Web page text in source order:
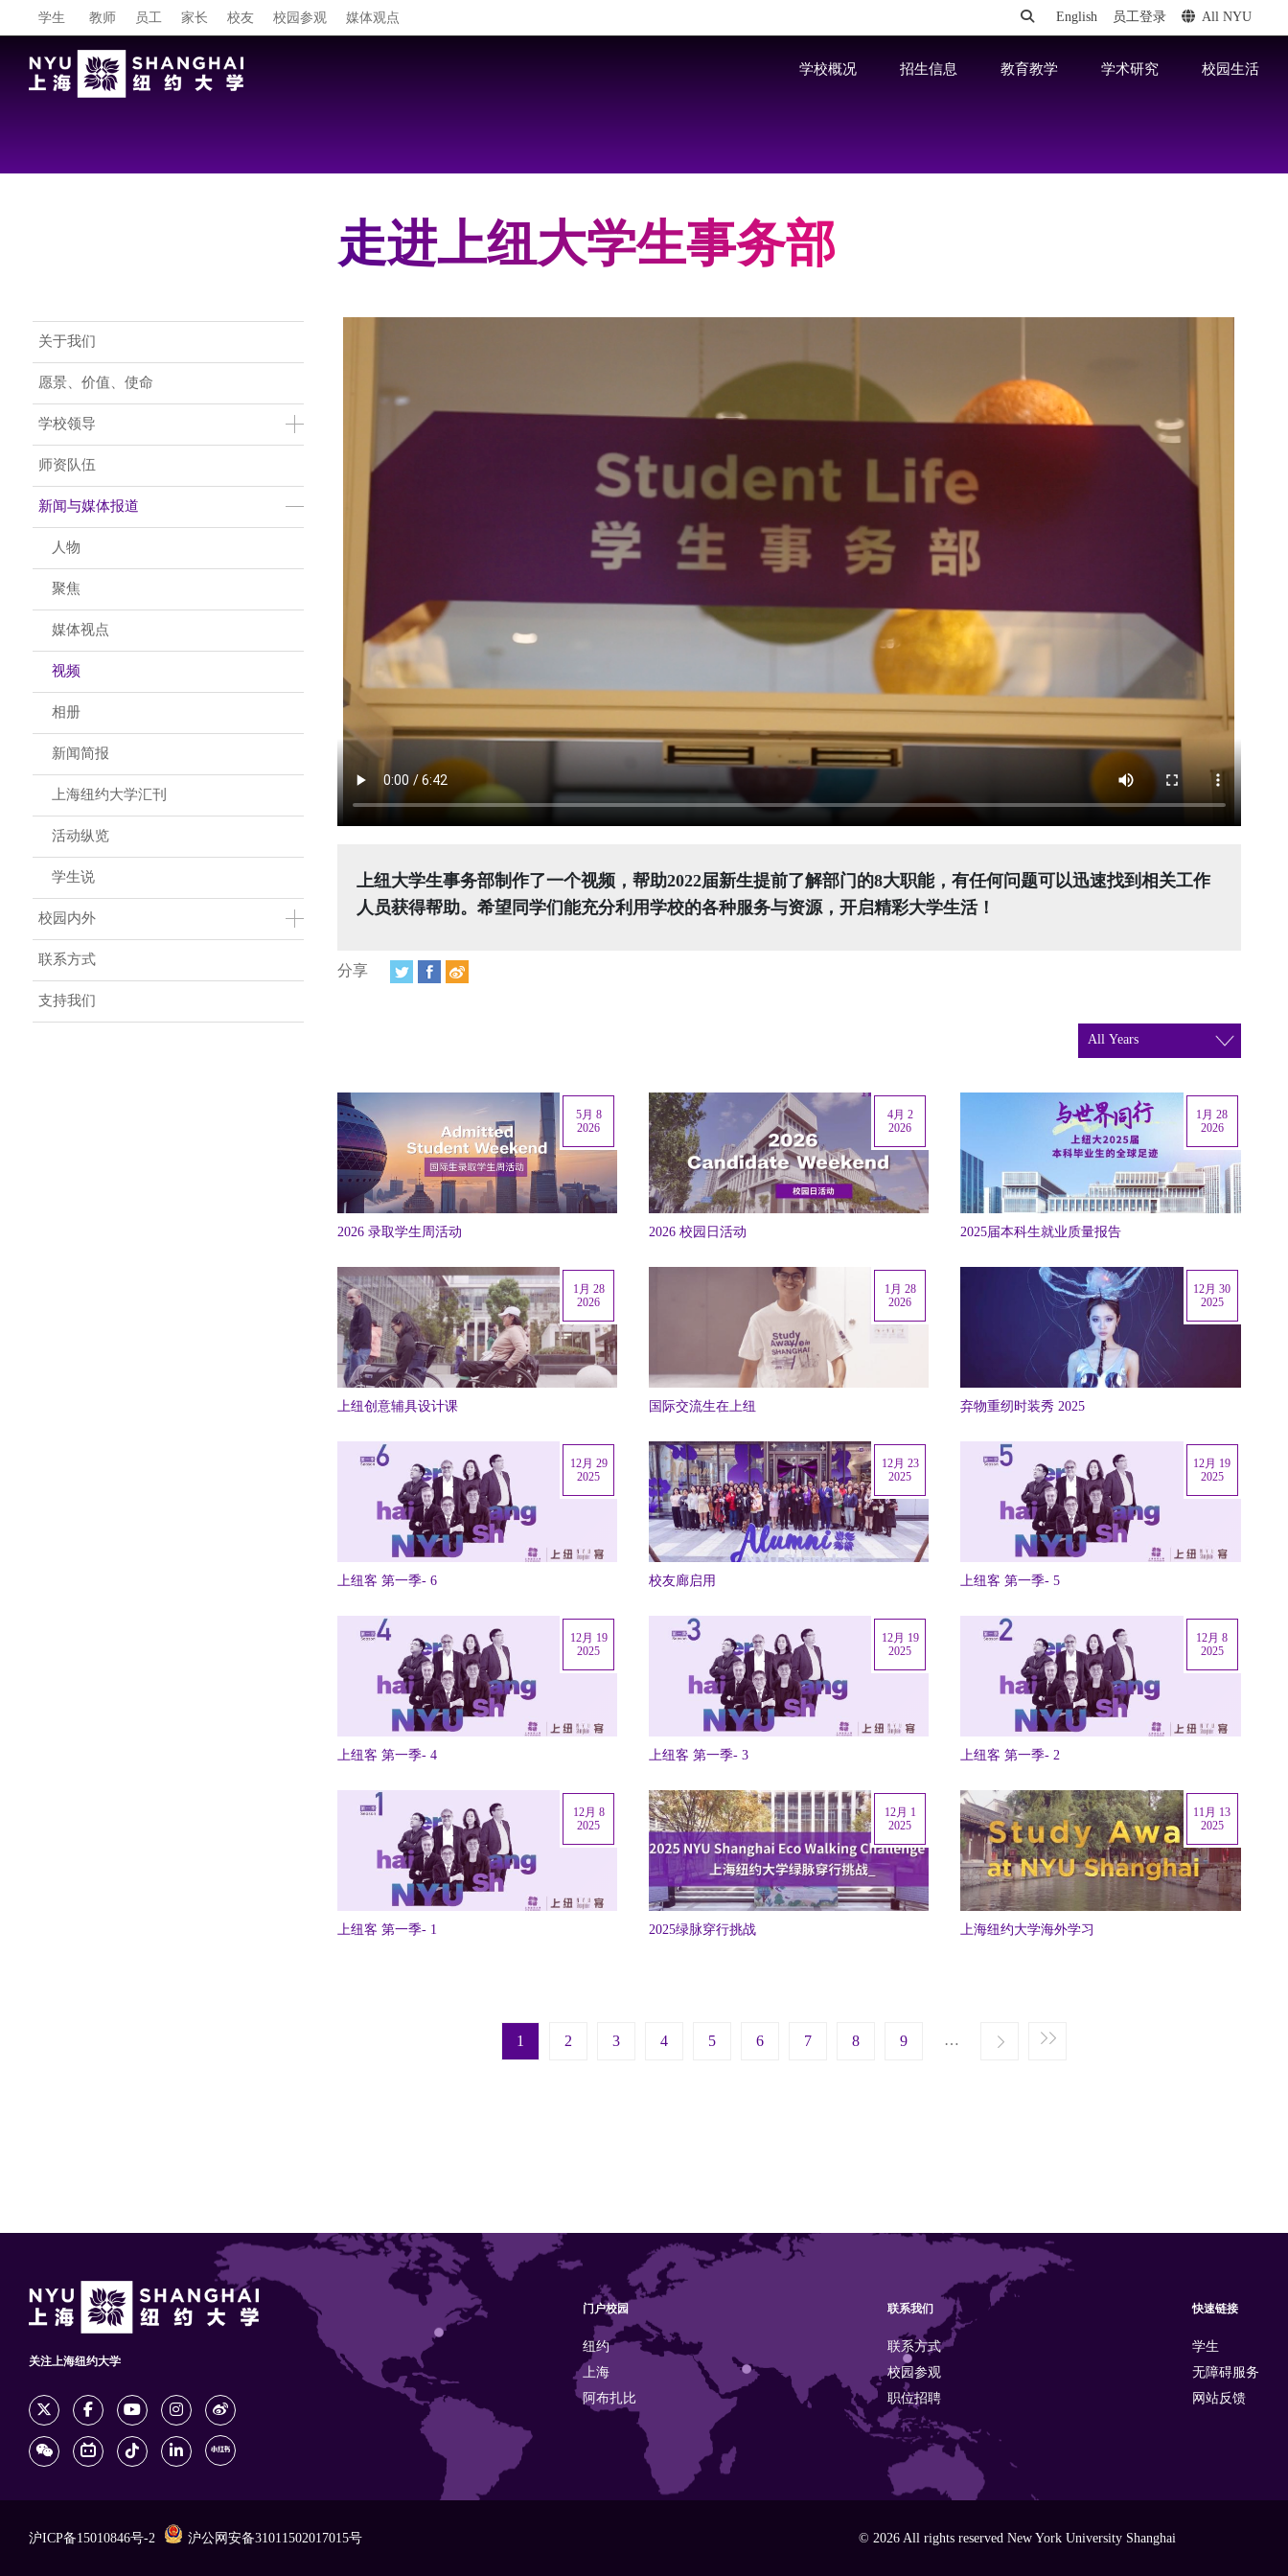
学生 教师 员工 家长 校友 校园参观 媒体观点 English 员工登录 All NYU
学校概况 招生信息 教育教学 学术研究 校园生活
Main Menu CN
关于我们
愿景、价值、使命
学校领导
师资队伍
新闻与媒体报道
人物
聚焦
媒体视点
视频
相册
新闻简报
上海纽约大学汇刊
活动纵览
学生说
校园内外
联系方式
支持我们
走进上纽大学生事务部
上纽大学生事务部制作了一个视频，帮助2022届新生提前了解部门的8大职能，有任何问题可以迅速找到相关工作
人员获得帮助。希望同学们能充分利用学校的各种服务与资源，开启精彩大学生活！
分享
2026 录取学生周活动
5月 8
2026
2026 校园日活动
4月 2
2026
2025届本科生就业质量报告
1月 28
2026
上纽创意辅具设计课
1月 28
2026
国际交流生在上纽
1月 28
2026
弃物重纫时装秀 2025
12月 30
2025
上纽客 第一季- 6
12月 29
2025
校友廊启用
12月 23
2025
上纽客 第一季- 5
12月 19
2025
上纽客 第一季- 4
12月 19
2025
上纽客 第一季- 3
12月 19
2025
上纽客 第一季- 2
12月 8
2025
上纽客 第一季- 1
12月 8
2025
2025绿脉穿行挑战
12月 1
2025
上海纽约大学海外学习
11月 13
2025
1 2 3 4 5 6 7 8 9 …
Next ›
Next page Last »
Last page
门户校园
纽约
上海
阿布扎比
联系我们
联系方式
校园参观
职位招聘
快速链接
学生
无障碍服务
网站反馈
关注上海纽约大学
沪ICP备15010846号-2 沪公网安备31011502017015号 © 2026 All rights reserved New York University Shanghai